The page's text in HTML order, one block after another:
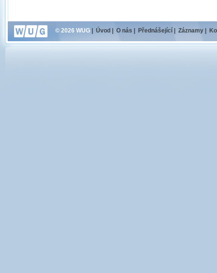
© 2026 WUG Úvod O nás Přednášející Záznamy